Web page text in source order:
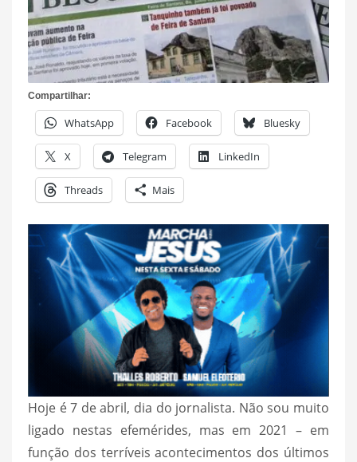
Compartilhar:
WhatsApp Facebook Bluesky
X Telegram LinkedIn
Threads Mais
Hoje é 7 de abril, dia do jornalista. Não sou muito
ligado nestas efemérides, mas em 2021 – em
função dos terríveis acontecimentos dos últimos